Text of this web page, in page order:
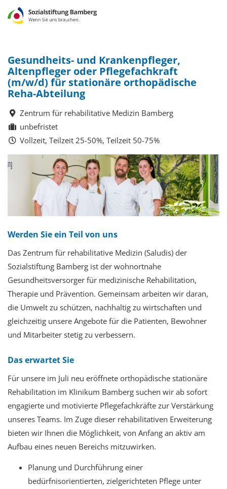
Gesundheits- und Krankenpfleger,
Altenpfleger oder Pflegefachkraft
(m/w/d) für stationäre orthopädische
Reha-Abteilung
Zentrum für rehabilitative Medizin Bamberg
unbefristet
Vollzeit, Teilzeit 25-50%, Teilzeit 50-75%
Werden Sie ein Teil von uns
Das Zentrum für rehabilitative Medizin (Saludis) der
Sozialstiftung Bamberg ist der wohnortnahe
Gesundheitsversorger für medizinische Rehabilitation,
Therapie und Prävention. Gemeinsam arbeiten wir daran,
die Umwelt zu schützen, nachhaltig zu wirtschaften und
gleichzeitig unsere Angebote für die Patienten, Bewohner
und Mitarbeiter stetig zu verbessern.
Das erwartet Sie
Für unsere im Juli neu eröffnete orthopädische stationäre
Rehabilitation im Klinikum Bamberg suchen wir ab sofort
engagierte und motivierte Pflegefachkräfte zur Verstärkung
unseres Teams. Im Zuge dieser rehabilitativen Erweiterung
bieten wir Ihnen die Möglichkeit, von Anfang an aktiv am
Aufbau eines neuen Bereichs mitzuwirken.
Planung und Durchführung einer
bedürfnisorientierten, zielgerichteten Pflege unter